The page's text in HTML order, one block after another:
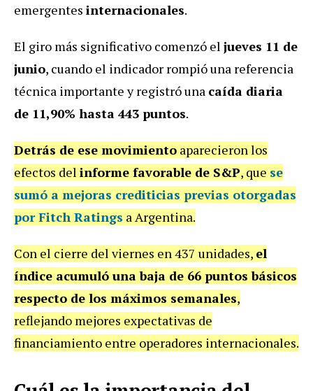
emergentes internacionales.
El giro más significativo comenzó el jueves 11 de
junio, cuando el indicador rompió una referencia
técnica importante y registró una caída diaria
de 11,90% hasta 443 puntos.
Detrás de ese movimiento aparecieron los
efectos del informe favorable de S&P, que se
sumó a mejoras crediticias previas otorgadas
por Fitch Ratings a Argentina.
Con el cierre del viernes en 437 unidades, el
índice acumuló una baja de 66 puntos básicos
respecto de los máximos semanales,
reflejando mejores expectativas de
financiamiento entre operadores internacionales.